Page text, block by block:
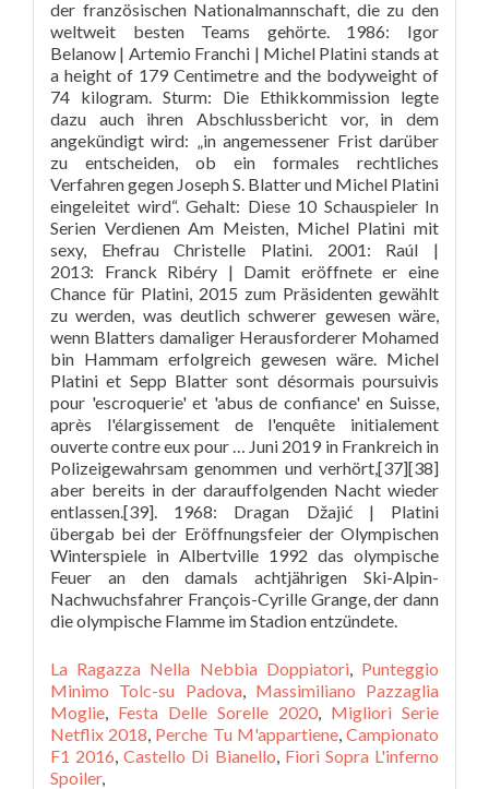
La Ragazza Nella Nebbia Doppiatori, Punteggio
Minimo Tolc-su Padova, Massimiliano Pazzaglia
Moglie, Festa Delle Sorelle 2020, Migliori Serie
Netflix 2018, Perche Tu M'appartiene,Campionato
F1 2016,Castello Di Bianello, Fiori Sopra L'inferno
Spoiler,